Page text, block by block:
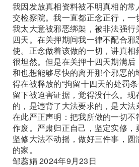
我因发放真相资料被不明真相的
交检察院。我一直都正念正行，
我太大意被邪恶绑架，被非法强
四天。在关押期间我一律不配合邪
使。正念做着该做的一切，讲真相
很坦然。但是在关押十四天期满
和也想能够尽快的离开那个邪恶
得在被释放的“拘留十四天的处罚
留下被迫害证据，觉得没什么。
的，是违背了大法要求的，是大
在此严正声明：把我所做的一切
作废。严肃归正自己，坚定实修
坚修大法不动摇，做好三件事，
的家。
邹蕊娟 2024年9月23日